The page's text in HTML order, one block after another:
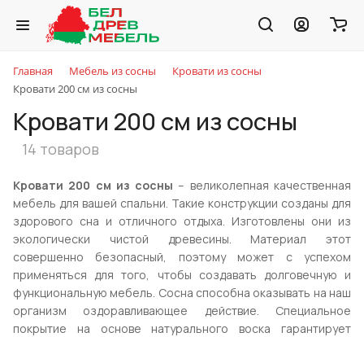
Главная Мебель из сосны
Кровати из сосны
Кровати 200 см из сосны
Кровати 200 см из сосны
14 товаров
Кровати 200 см из сосны – великолепная качественная
мебель для вашей спальни. Такие конструкции созданы для
здорового сна и отличного отдыха. Изготовлены они из
экологически чистой древесины. Материал этот
совершенно безопасный, поэтому может с успехом
применяться для того, чтобы создавать долговечную и
функциональную мебель. Сосна способна оказывать на наш
организм оздоравливающее действие. Специальное
покрытие на основе натурального воска гарантирует